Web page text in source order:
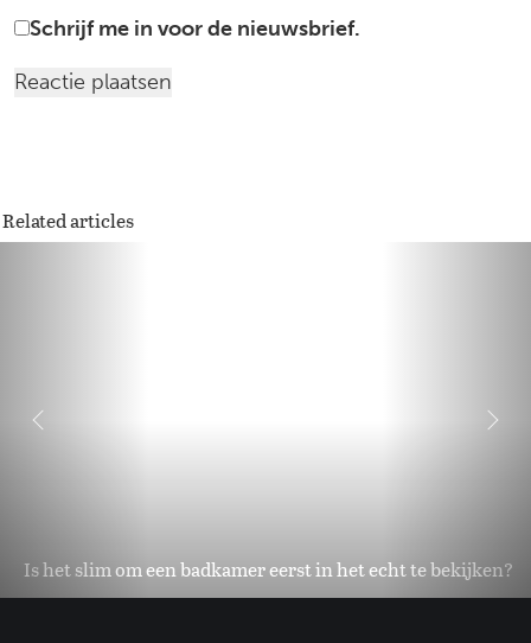
Schrijf me in voor de nieuwsbrief.
Related articles
Is het slim om een badkamer eerst in het echt te bekijken?